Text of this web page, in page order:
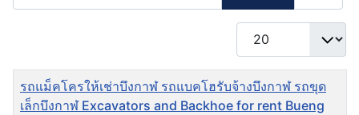
แสดง #
ชื่อ
รถแม็คโครให้เช่าบึงกาฬ รถแบคโฮรับจ้างบึงกาฬ รถขุด
เล็กบึงกาฬ Excavators and Backhoe for rent Bueng